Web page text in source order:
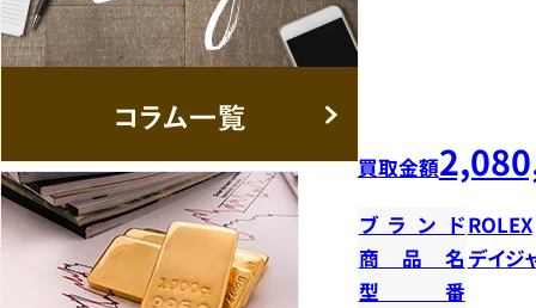
買取金額
ブランドROLEX
商品名 デイジ
型番